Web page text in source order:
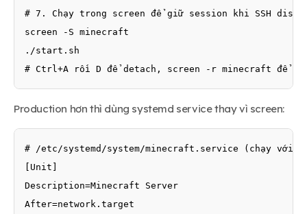
# 7. Chạy trong screen để giữ session khi SSH
screen -S minecraft
./start.sh
# Ctrl+A rồi D để detach, screen -r minecraft để
Production hơn thì dùng systemd service thay vì screen:
# /etc/systemd/system/minecraft.service (chạy với
[Unit]
Description=Minecraft Server
After=network.target